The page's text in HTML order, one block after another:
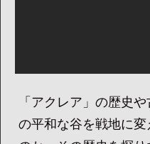
「アクレア」の歴史
の平和な谷を戦地に